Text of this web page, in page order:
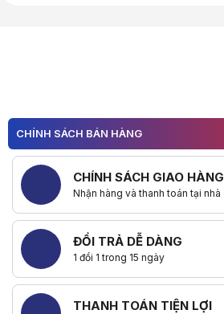
CHÍNH SÁCH BÁN HÀNG
CHÍNH SÁCH GIAO HÀNG
Nhận hàng và thanh toán tại nhà
ĐỔI TRẢ DỄ DÀNG
1 đổi 1 trong 15 ngày
THANH TOÁN TIỆN LỢI